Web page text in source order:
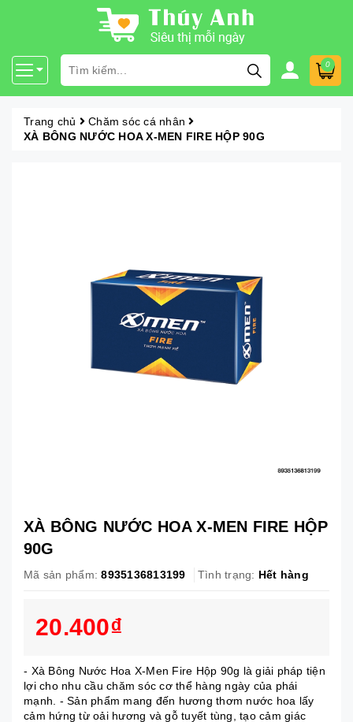
0
Trang chủ
Chăm sóc cá nhân
XÀ BÔNG NƯỚC HOA X-MEN FIRE HỘP 90G
XÀ BÔNG NƯỚC HOA X-MEN FIRE HỘP
90G
Mã sản phẩm: 8935136813199 Tình trạng: Hết hàng
20.400₫
- Xà Bông Nước Hoa X-Men Fire Hộp 90g là giải pháp tiện
lợi cho nhu cầu chăm sóc cơ thể hàng ngày của phái
mạnh. - Sản phẩm mang đến hương thơm nước hoa lấy
cảm hứng từ oải hương và gỗ tuyết tùng, tạo cảm giác